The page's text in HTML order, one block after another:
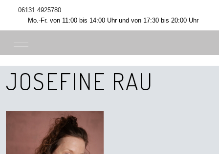
06131 4925780
Mo.-Fr. von 11:00 bis 14:00 Uhr und von 17:30 bis 20:00 Uhr
Mobile Menu Toggle
JOSEFINE RAU